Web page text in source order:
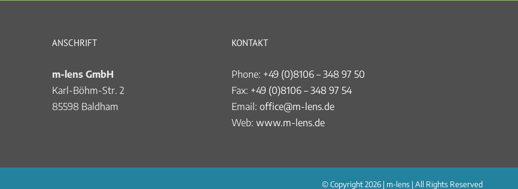
ANSCHRIFT
m-lens GmbH
Karl-Böhm-Str. 2
85598 Baldham
KONTAKT
Phone: +49 (0)8106 – 348 97 50
Fax: +49 (0)8106 – 348 97 54
Email: office@m-lens.de
Web: www.m-lens.de
© Copyright2026 | m-lens | All Rights Reserved